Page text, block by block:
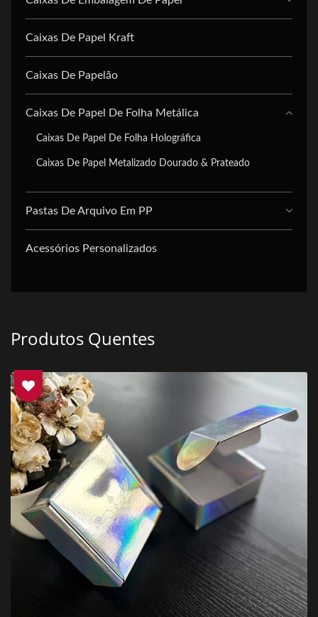
Caixas De Papel Kraft
Caixas De Papelão
Caixas De Papel De Folha Metálica
Caixas De Papel De Folha Holográfica
Caixas De Papel Metalizado Dourado & Prateado
Pastas De Arquivo Em PP
Acessórios Personalizados
Produtos Quentes